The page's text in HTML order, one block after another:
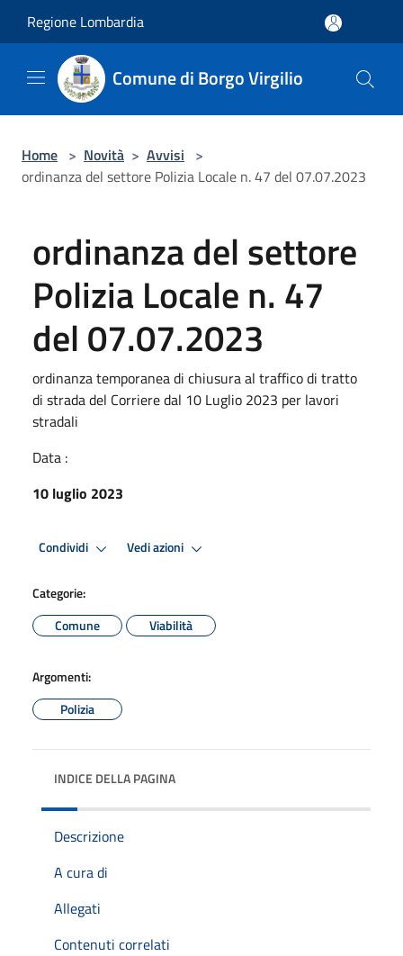
Regione Lombardia
Comune di Borgo Virgilio
Home > Novità > Avvisi >
ordinanza del settore Polizia Locale n. 47 del 07.07.2023
ordinanza del settore
Polizia Locale n. 47
del 07.07.2023
ordinanza temporanea di chiusura al traffico di tratto
di strada del Corriere dal 10 Luglio 2023 per lavori
stradali
Data :
10 luglio 2023
Condividi Vedi azioni
Categorie:
Comune
Viabilità
Argomenti:
Polizia
INDICE DELLA PAGINA
Descrizione
A cura di
Allegati
Contenuti correlati